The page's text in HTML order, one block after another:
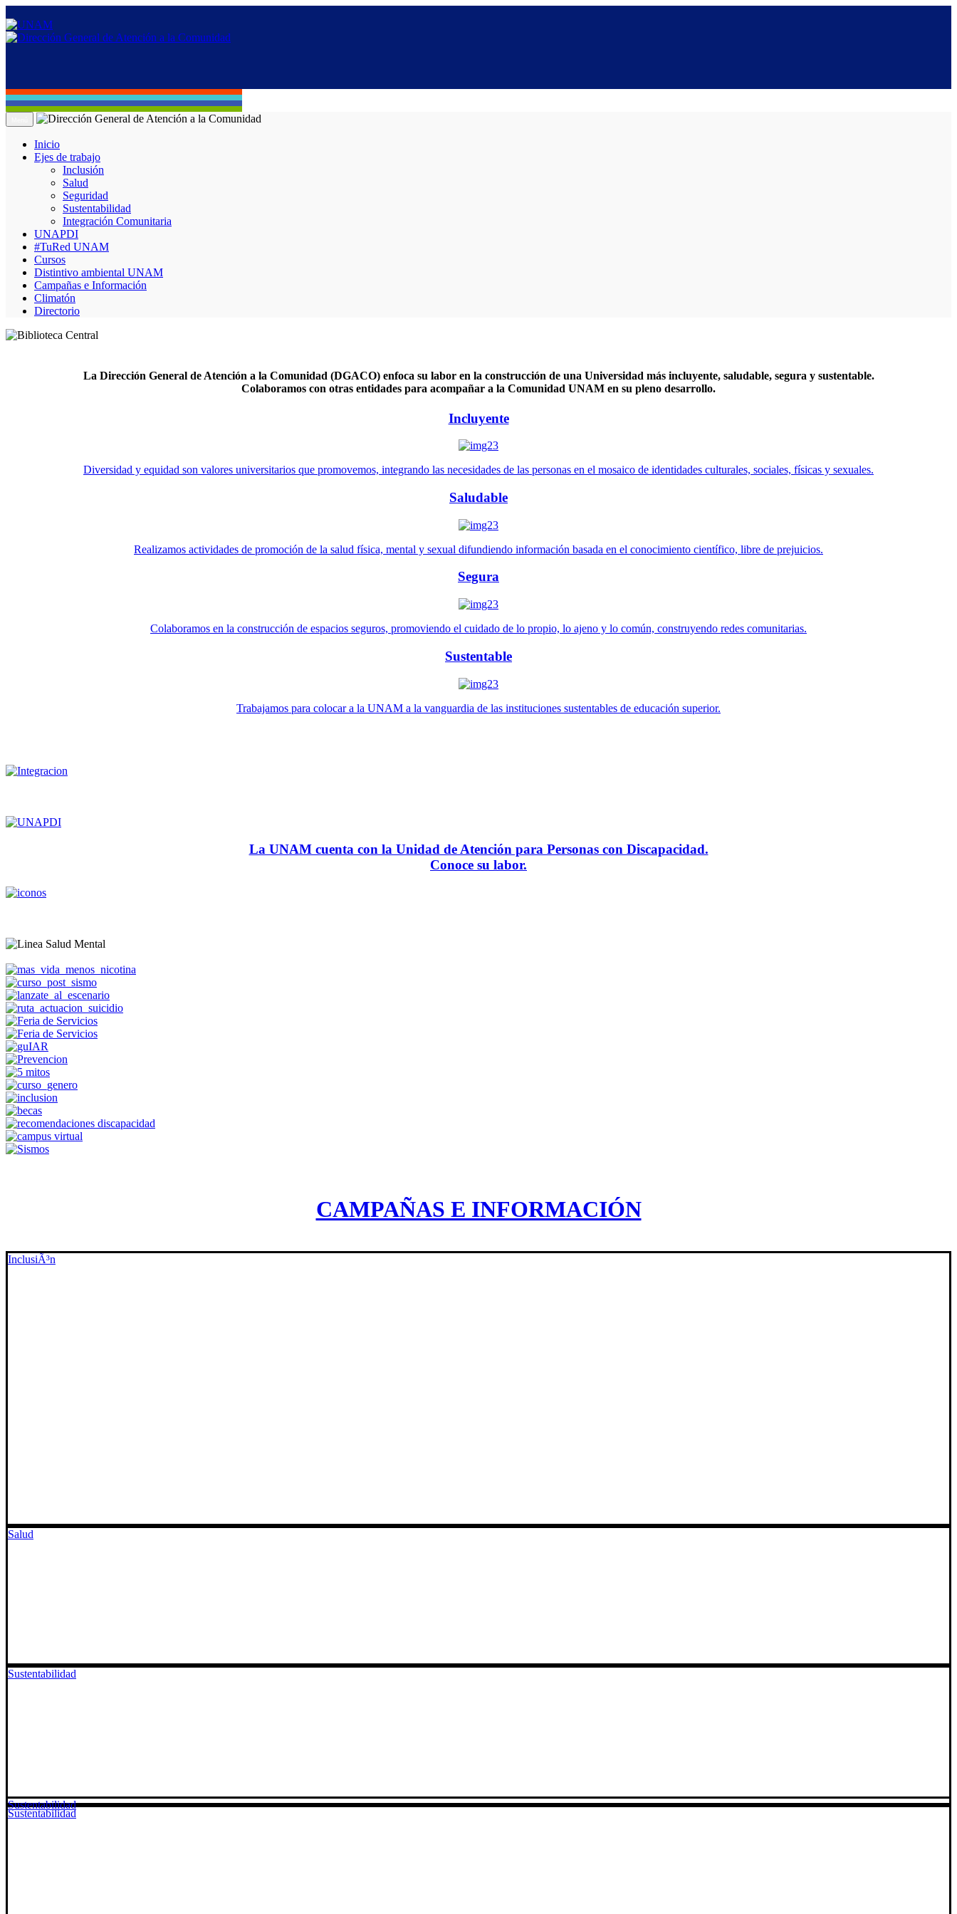
Inicio
Ejes de trabajo
Inclusión
Salud
Seguridad
Sustentabilidad
Integración Comunitaria
UNAPDI
#TuRed UNAM
Cursos
Distintivo ambiental UNAM
Campañas e Información
Climatón
Directorio
La Dirección General de Atención a la Comunidad (DGACO) enfoca su labor en la construcción de una Universidad más incluyente, saludable, segura y sustentable.
Colaboramos con otras entidades para acompañar a la Comunidad UNAM en su pleno desarrollo.
Incluyente
Diversidad y equidad son valores universitarios que promovemos, integrando las necesidades de las personas en el mosaico de identidades culturales, sociales, físicas y sexuales.
Saludable
Realizamos actividades de promoción de la salud física, mental y sexual difundiendo información basada en el conocimiento científico, libre de prejuicios.
Segura
Colaboramos en la construcción de espacios seguros, promoviendo el cuidado de lo propio, lo ajeno y lo común, construyendo redes comunitarias.
Sustentable
Trabajamos para colocar a la UNAM a la vanguardia de las instituciones sustentables de educación superior.
La UNAM cuenta con la Unidad de Atención para Personas con Discapacidad.
Conoce su labor.
CAMPAÑAS E INFORMACIÓN
InclusiÃ³n
Salud
Sustentabilidad
Sustentabilidad
Sustentabilidad